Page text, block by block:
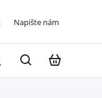
Napište nám